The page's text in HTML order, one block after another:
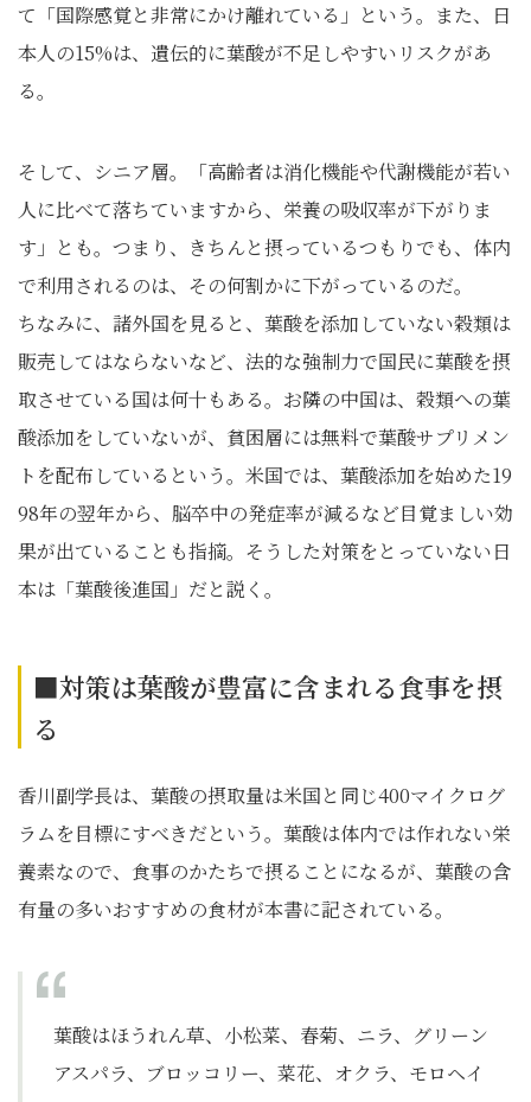
て「国際感覚と非常にかけ離れている」という。また、日
本人の15%は、遺伝的に葉酸が不足しやすいリスクがあ
る。
そして、シニア層。「高齢者は消化機能や代謝機能が若い
人に比べて落ちていますから、栄養の吸収率が下がりま
す」とも。つまり、きちんと摂っているつもりでも、体内
で利用されるのは、その何割かに下がっているのだ。
ちなみに、諸外国を見ると、葉酸を添加していない穀類は
販売してはならないなど、法的な強制力で国民に葉酸を摂
取させている国は何十もある。お隣の中国は、穀類への葉
酸添加をしていないが、貧困層には無料で葉酸サプリメン
トを配布しているという。米国では、葉酸添加を始めた19
98年の翌年から、脳卒中の発症率が減るなど目覚ましい効
果が出ていることも指摘。そうした対策をとっていない日
本は「葉酸後進国」だと説く。
■対策は葉酸が豊富に含まれる食事を摂
る
香川副学長は、葉酸の摂取量は米国と同じ400マイクログ
ラムを目標にすべきだという。葉酸は体内では作れない栄
養素なので、食事のかたちで摂ることになるが、葉酸の含
有量の多いおすすめの食材が本書に記されている。
葉酸はほうれん草、小松菜、春菊、ニラ、グリーン
アスパラ、ブロッコリー、菜花、オクラ、モロヘイ